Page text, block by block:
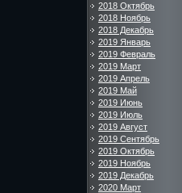
2018 Октябрь
2018 Ноябрь
2018 Декабрь
2019 Январь
2019 Февраль
2019 Март
2019 Апрель
2019 Май
2019 Июнь
2019 Июль
2019 Август
2019 Сентябрь
2019 Октябрь
2019 Ноябрь
2019 Декабрь
2020 Март